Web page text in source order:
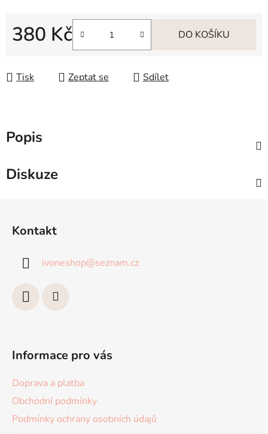
380 Kč DO KOŠÍKU
Tisk Zeptat se Sdílet
Popis
Diskuze
Kontakt
ivoneshop@seznam.cz
Informace pro vás
Doprava a platba
Obchodní podmínky
Podmínky ochrany osobních údajů